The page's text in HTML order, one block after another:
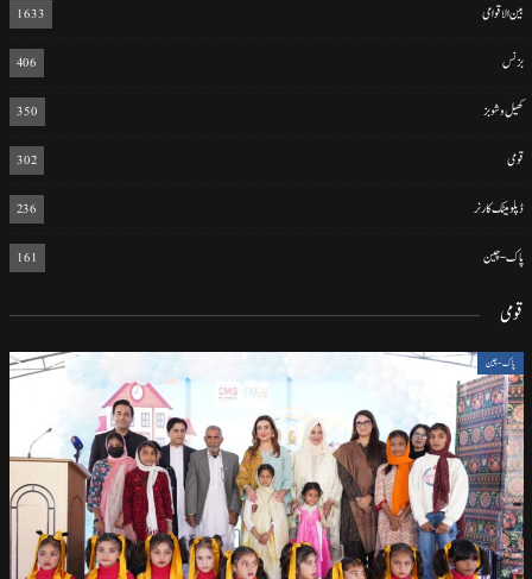
بین الاقوامی 1633
بزنس 406
کھیل و شوبز 350
قومی 302
ڈپلومیٹک کارنر 236
پاک-چین 161
قومی
پاک-چین